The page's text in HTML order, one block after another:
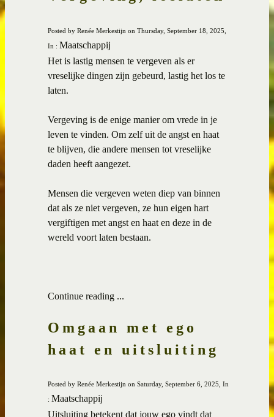
Posted by Renée Merkestijn on Thursday, September 18, 2025,
In : Maatschappij
Het is lastig mensen te vergeven als er
vreselijke dingen zijn gebeurd, lastig het los te
laten.
Vergeving is de enige manier om vrede in je
leven te vinden. Om zelf uit de angst en haat
te blijven, die andere mensen tot vreselijke
daden heeft aangezet.
Mensen die vergeven weten diep van binnen
dat als ze niet vergeven, ze hun eigen hart
vergiftigen met angst en haat en deze in de
wereld voort laten bestaan.
Continue reading ...
Omgaan met ego
haat en uitsluiting
Posted by Renée Merkestijn on Saturday, September 6, 2025, In
: Maatschappij
Uitsluiting betekent dat jouw ego vindt dat